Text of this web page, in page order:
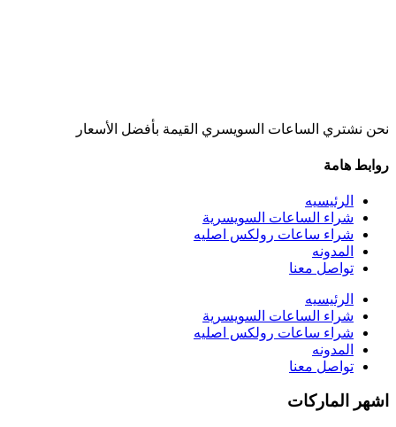
نحن نشتري الساعات السويسري القيمة بأفضل الأسعار
روابط هامة
الرئيسيه
شراء الساعات السويسرية
شراء ساعات رولكس اصليه
المدونه
تواصل معنا
الرئيسيه
شراء الساعات السويسرية
شراء ساعات رولكس اصليه
المدونه
تواصل معنا
اشهر الماركات